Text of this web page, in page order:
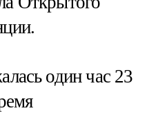
один час 23